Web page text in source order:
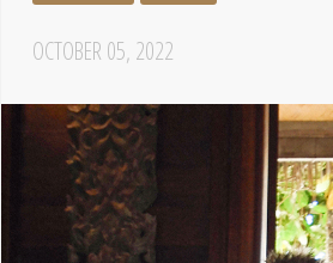
OCTOBER 05, 2022